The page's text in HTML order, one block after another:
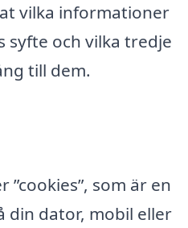
vilka informationer
syfte och vilka tredje
till dem.
som är en
din dator, mobil eller